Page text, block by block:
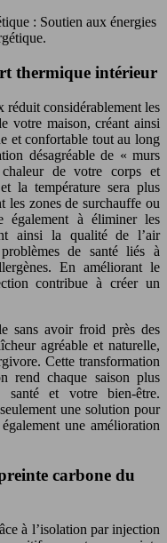
: Soutien aux énergies
thermique intérieur
considérablement les
votre maison, créant ainsi
et confortable tout au long
désagréable de « murs
de votre corps et
la température sera plus
les zones de surchauffe ou
également à éliminer les
ainsi la qualité de l’air
de santé liés à
En améliorant le
contribue à créer un
sans avoir froid près des
agréable et naturelle,
Cette transformation
rend chaque saison plus
santé et votre bien-être.
une solution pour
une amélioration
carbone du
à l’isolation par injection